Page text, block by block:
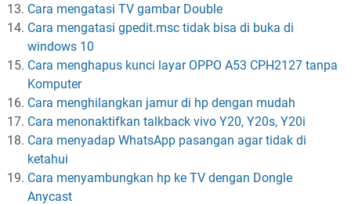
Cara mengatasi TV gambar Double
Cara mengatasi gpedit.msc tidak bisa di buka di
windows 10
Cara menghapus kunci layar OPPO A53 CPH2127 tanpa
Komputer
Cara menghilangkan jamur di hp dengan mudah
Cara menonaktifkan talkback vivo Y20, Y20s, Y20i
Cara menyadap WhatsApp pasangan agar tidak di
ketahui
Cara menyambungkan hp ke TV dengan Dongle
Anycast